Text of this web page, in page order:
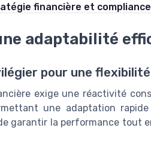
financière et compliance
adaptabilité
pour une
exige une réactivité
une adaptation
garantir la performance tout